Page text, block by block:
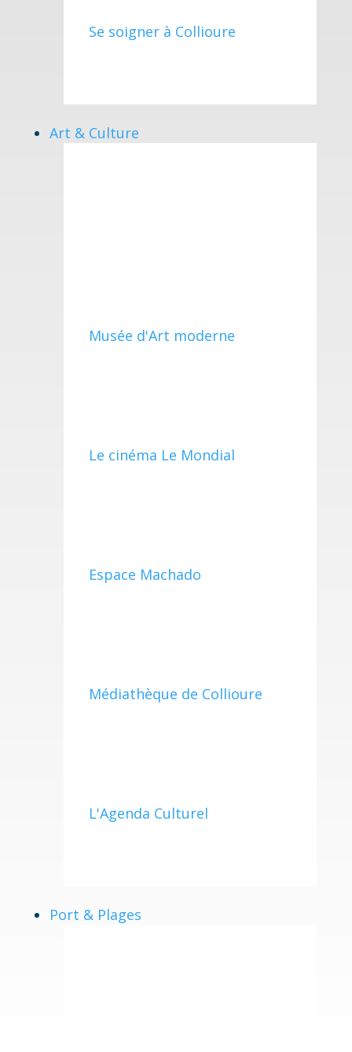
Se soigner à Collioure
Art & Culture
Musée d'Art moderne
Le cinéma Le Mondial
Espace Machado
Médiathèque de Collioure
L'Agenda Culturel
Port & Plages